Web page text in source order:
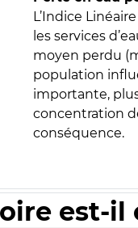
L’Indice
les services
moyen perdu
population
importante,
concentration
conséquence.
est-il